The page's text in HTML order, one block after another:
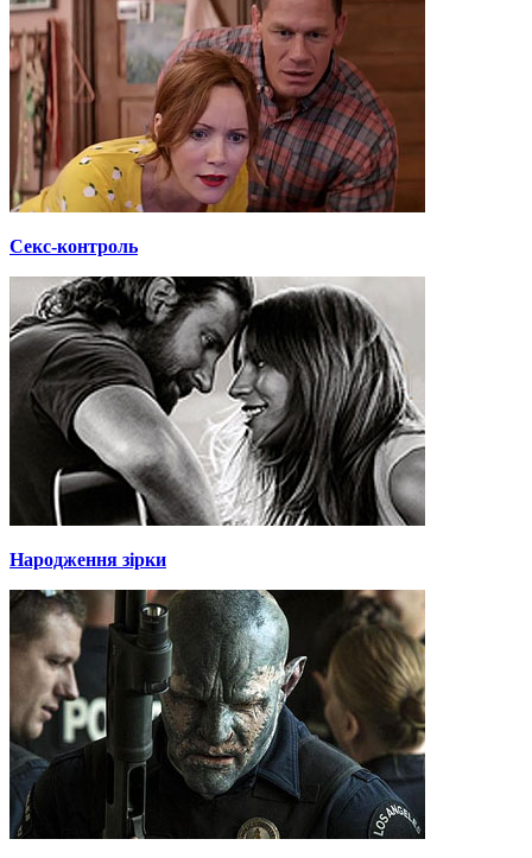
Секс-контроль
Народження зірки